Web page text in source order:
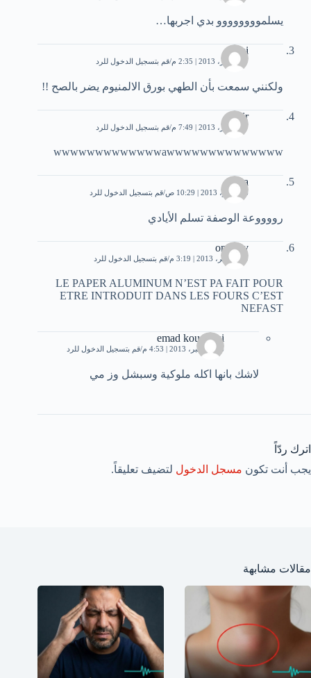
يسلموووووووو بدي اجربها…
sami
17 أكتوبر، 2013 | 2:35 م قم بتسجيل الدخول للرد
ولكنني سمعت بأن الطهي بورق الالمنيوم يضر بالصح !!
samir
27 أكتوبر، 2013 | 7:49 م قم بتسجيل الدخول للرد
wwwwwwwwwwwwwawwwwwwwwwwwwww
nora
6 نوفمبر، 2013 | 10:29 ص قم بتسجيل الدخول للرد
رووووعة الوصفة تسلم الأيادي
omarov
19 نوفمبر، 2013 | 3:19 م قم بتسجيل الدخول للرد
LE PAPER ALUMINUM N’EST PA FAIT POUR
ETRE INTRODUIT DANS LES FOURS C’EST
NEFAST
emad koudaimi
26 ديسمبر، 2013 | 4:53 م قم بتسجيل الدخول للرد
لاشك بانها اكله ملوكية وسبشل وز مي
اترك ردّاً
يجب أنت تكون مسجل الدخول لتضيف تعليقاً.
مقالات مشابهة